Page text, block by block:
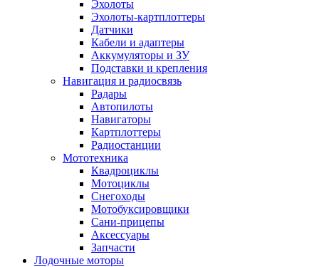
Эхолоты
Эхолоты-картплоттеры
Датчики
Кабели и адаптеры
Аккумуляторы и ЗУ
Подставки и крепления
Навигация и радиосвязь
Радары
Автопилоты
Навигаторы
Картплоттеры
Радиостанции
Мототехника
Квадроциклы
Мотоциклы
Снегоходы
Мотобуксировщики
Сани-прицепы
Аксессуары
Запчасти
Лодочные моторы